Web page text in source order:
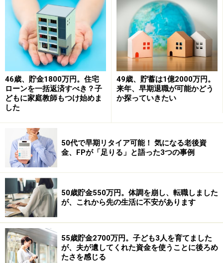
※終身保険部分は支払い済み、受取人は母
・個人年金（600万円、60歳から10年確定）＝年間の保
険料6万円
・職場の共済保険（詳細不明）＝月2000円天引き
※ライフイベントのお祝い金請求などに使っている
・学資保険（100万円。次男名義、31年11月満期）＝全
期前納済み
長男の授業料、固定資産税、貯金、服飾費、家族旅行、
家電の買い替え、家族の小遣い、保険料の年払いなど。
直近のボーナスでガス給湯器とガスレンジを交換。
（4）自動車について
8年前後、10万キロになる前に買い替え続けている。次
回は5年後、その際は軽自動車にする予定。
（5）60歳以降の働き方
再雇用かアルバイトで働くつもり。月に20万円が目標。
46歳、貯金1800万円。住宅
ローンを一括返済すべき？子
どもに家庭教師もつけ始めま
した
49歳、貯蓄は1億2000万円。
来年、早期退職が可能かどう
か探っていきたい
50代で早期リタイア可能！ 気になる老後資
金、FPが「足りる」と語った3つの事例
50歳貯金550万円。体調を崩し、転職しました
が、これから先の生活に不安があります
55歳貯金2700万円。子ども3人を育てました
が、夫が遺してくれた資金を使うことに後ろめ
たさを感じる